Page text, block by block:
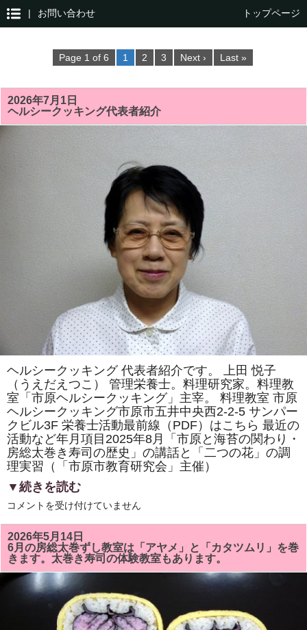
| お問い合わせ トップページ
Page 1 of 6 1 2 3 Next › Last »
2026年7月1日
ヘルシークッキング代表者紹介
ヘルシークッキング 代表者紹介です。 上田 悦子
（うえだえつこ） 管理栄養士。料理研究家。料理教
室「市原ヘルシークッキング」主宰。 料理教室 市原
ヘルシークッキング市原市五井中央西2-2-5 サンパー
クビル3F 栄養士活動最前線（PDF）はこちら 最近の
活動など年月項目2025年8月「市原と海苔の関わり・
房総太巻き寿司の歴史」の講話と「二つの花」の調
理実習（「市原市教育研究会」主催）
▼続きを読む
ヘ
シ
ー
ク
ッ
キ
ン
グ
コメントを受け付けていません
2026年5月14日
6月の房総太巻ずし教室は「アヤメ」と「カタツムリ」を巻
きます。太巻き寿司の体験教室もあります。